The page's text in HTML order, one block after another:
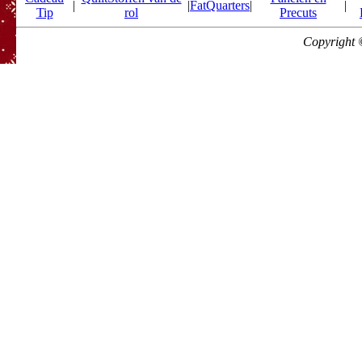
Tip
|
rol
|FatQuarters|
Precuts
|
Copyright